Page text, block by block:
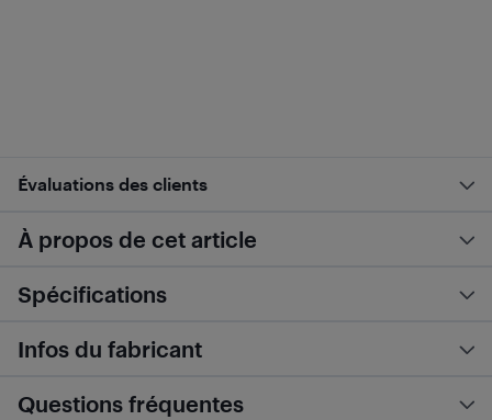
Évaluations des clients
À propos de cet article
Spécifications
Infos du fabricant
Questions fréquentes